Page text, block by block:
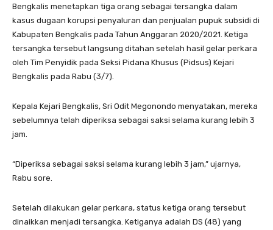
Bengkalis menetapkan tiga orang sebagai tersangka dalam
kasus dugaan korupsi penyaluran dan penjualan pupuk subsidi di
Kabupaten Bengkalis pada Tahun Anggaran 2020/2021. Ketiga
tersangka tersebut langsung ditahan setelah hasil gelar perkara
oleh Tim Penyidik pada Seksi Pidana Khusus (Pidsus) Kejari
Bengkalis pada Rabu (3/7).
Kepala Kejari Bengkalis, Sri Odit Megonondo menyatakan, mereka
sebelumnya telah diperiksa sebagai saksi selama kurang lebih 3
jam.
“Diperiksa sebagai saksi selama kurang lebih 3 jam,” ujarnya,
Rabu sore.
Setelah dilakukan gelar perkara, status ketiga orang tersebut
dinaikkan menjadi tersangka. Ketiganya adalah DS (48) yang